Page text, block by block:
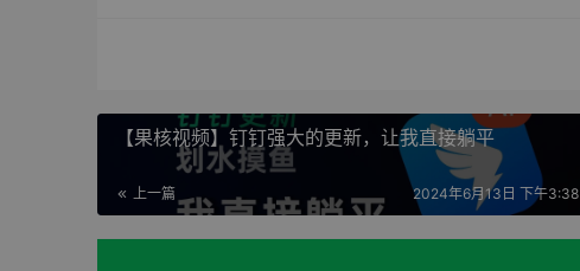
【果核视频】钉钉强大的更新，让我直接躺平
上一篇 2024年6月13日 下午3:38